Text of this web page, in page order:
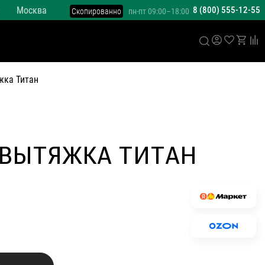
Москва пн-пт 09:00–18:00 8 (800) 555-12-55
Скопированно
Титан
ТИТАН